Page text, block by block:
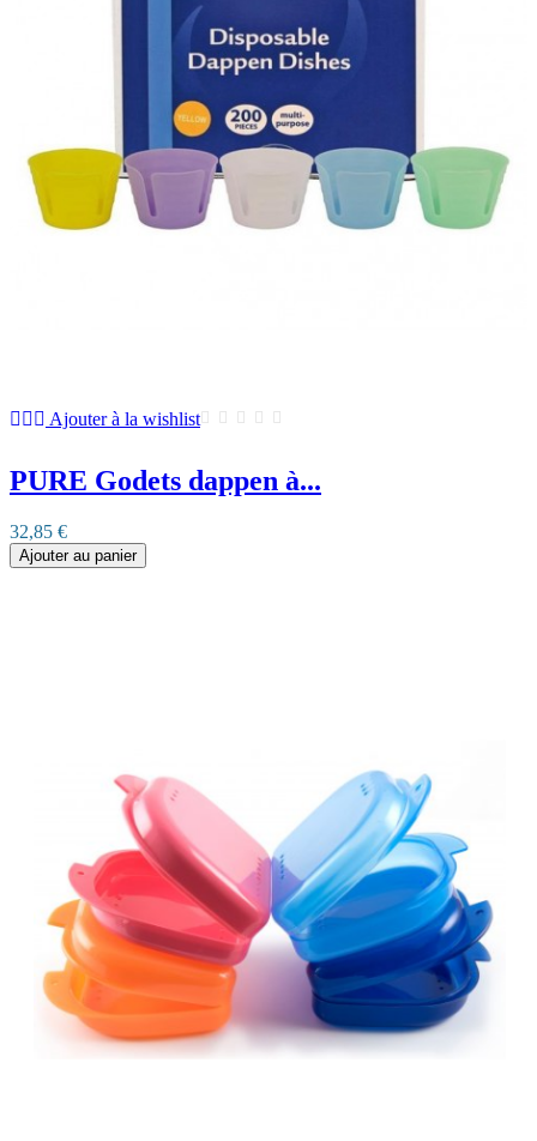
Ajouter à la wishlist
PURE Godets dappen à...
32,85 €
Ajouter au panier